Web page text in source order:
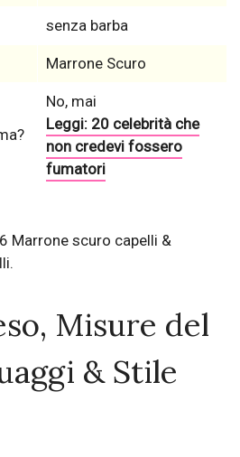
senza barba
Marrone Scuro
No, mai
Leggi: 20 celebrità che
non credevi fossero
fumatori
Marrone scuro capelli &
Misure del
& Stile